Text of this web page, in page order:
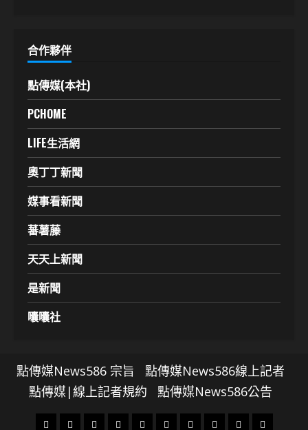
合作夥伴
點傳媒(本社)
PCHOME
LIFE生活網
奧丁丁新聞
媒事看新聞
蕃薯藤
天天上新聞
是新聞
囔囔社
點傳媒News586 宗旨
點傳媒News586線上記者
點傳媒|線上記者規約
點傳媒News586公告
頭 財 地 文 專 娛 政 國 運 生